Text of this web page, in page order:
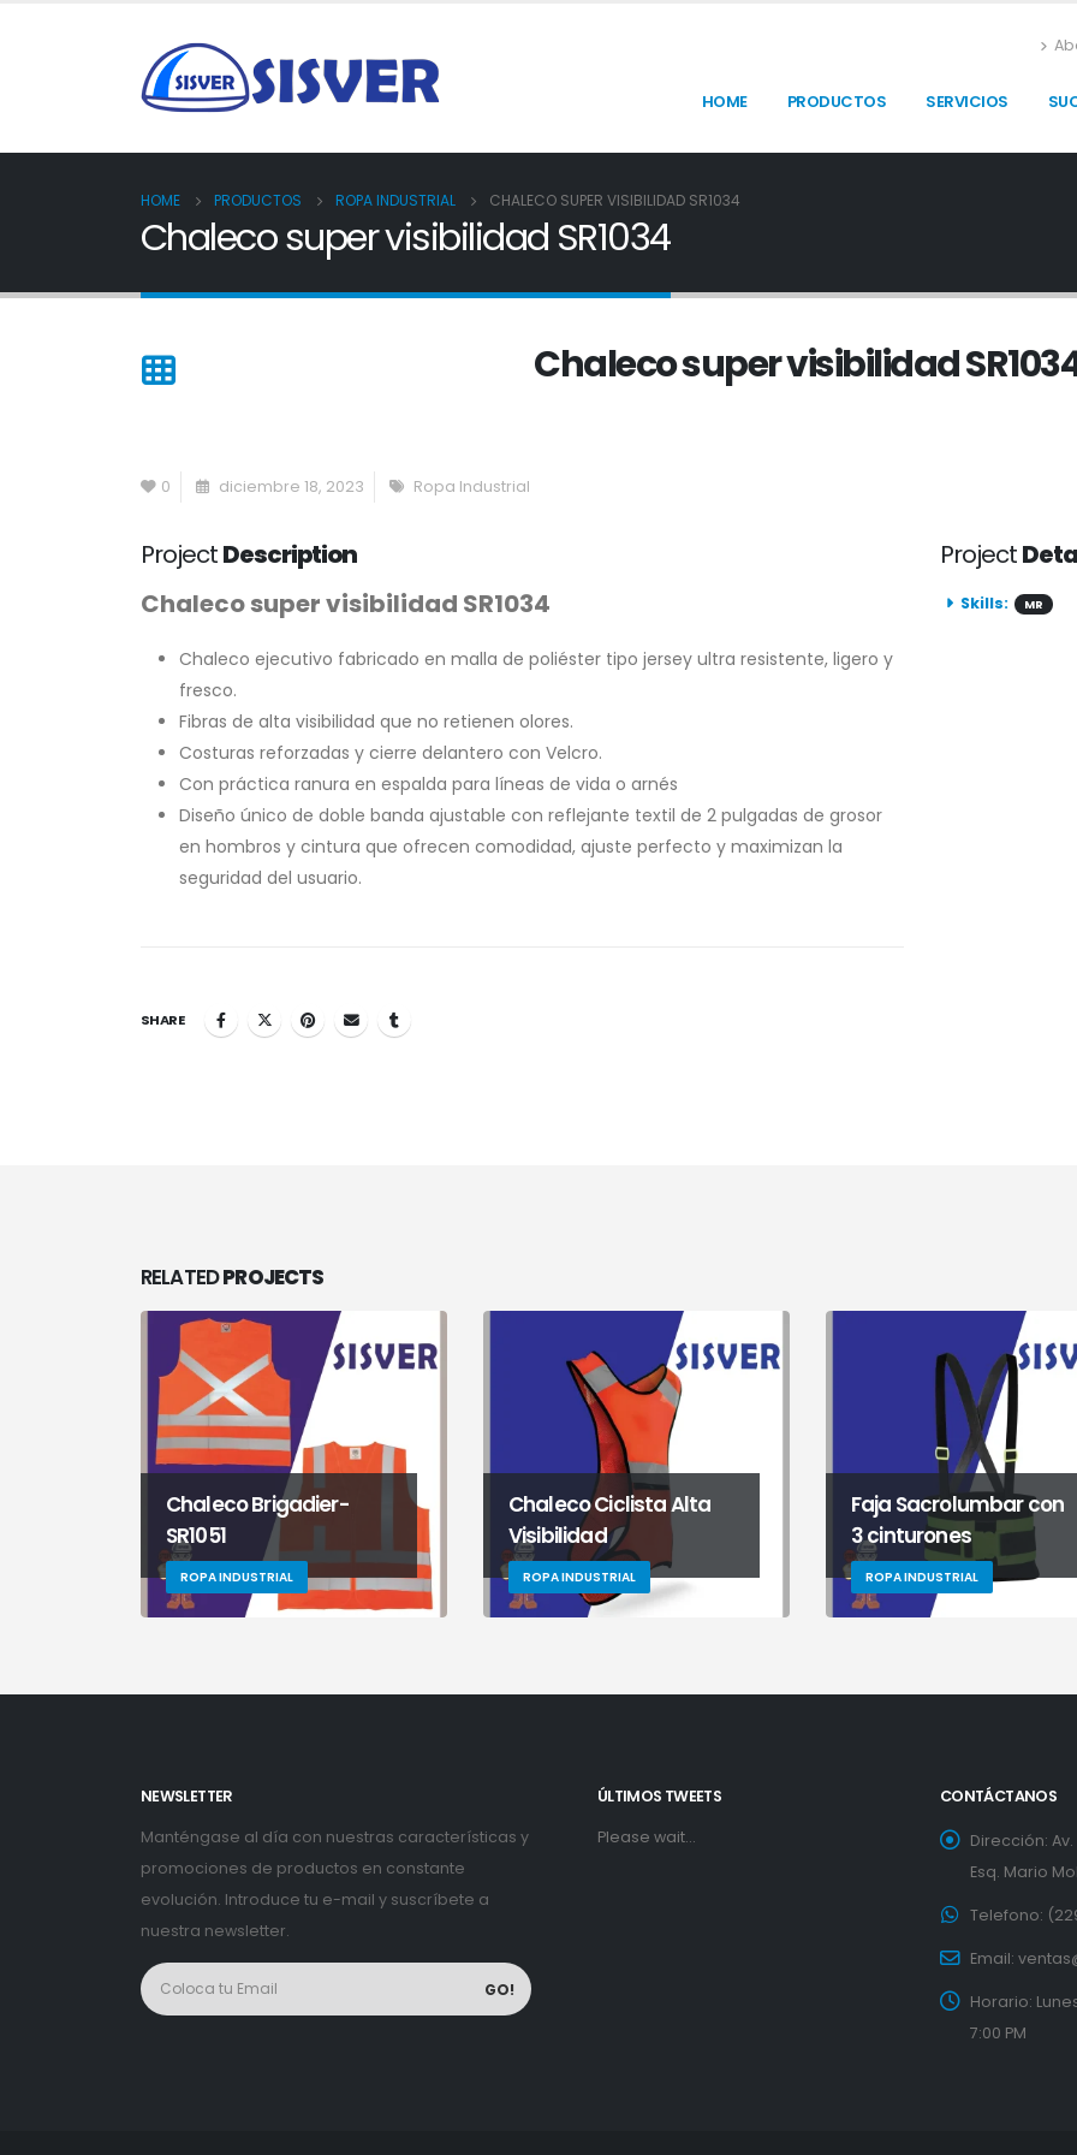
HOME PRODUCTOS SERVICIOS
HOME PRODUCTOS ROPA INDUSTRIAL CHALECO SUPER VISIBILIDAD SR1034
Chaleco super visibilidad SR1034
Chaleco super visibilidad
0 diciembre 18, 2023 Ropa Industrial
ProjectDescription
Chaleco super visibilidad SR1034
Chaleco ejecutivo fabricado en malla de poliéster tipo jersey ultra resistente, ligero y
fresco.
Fibras de alta visibilidad que no retienen olores.
Costuras reforzadas y cierre delantero con Velcro.
Con práctica ranura en espalda para líneas de vida o arnés
Diseño único de doble banda ajustable con reflejante textil de 2 pulgadas de grosor
en hombros y cintura que ofrecen comodidad, ajuste perfecto y maximizan la
seguridad del usuario.
SHARE
Project
Skills: MR
RELATEDPROJECTS
Chaleco Brigadier-
SR1051
ROPA INDUSTRIAL
Chaleco Ciclista Alta
Visibilidad
ROPA INDUSTRIAL
Faja Sacrolumbar con
3 cinturones
ROPA INDUSTRIAL
NEWSLETTER
Manténgase al día con nuestras características y
promociones de productos en constante
evolución. Introduce tu e-mail y suscríbete a
nuestra newsletter.
ÚLTIMOS TWEETS
Please wait...
CONTÁCTANOS
Dirección:
Esq. Mario
Telefono:
Email:
Horario:
7:00 PM